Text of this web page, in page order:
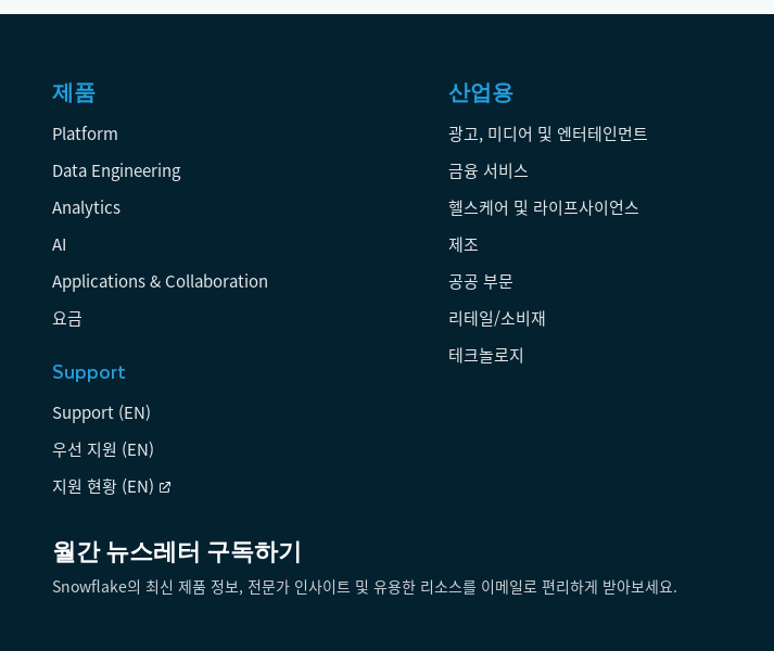
월간 뉴스레터 구독하기
Snowflake의 최신 제품 정보, 전문가 인사이트 및 유용한 리소스를 이메일로 편리하게 받아보세요.
제품
Platform
Data Engineering
Analytics
AI
Applications & Collaboration
요금
Support
Support (EN)
우선 지원 (EN)
지원 현황 (EN)
산업용
광고, 미디어 및 엔터테인먼트
금융 서비스
헬스케어 및 라이프사이언스
제조
공공 부문
리테일/소비재
테크놀로지